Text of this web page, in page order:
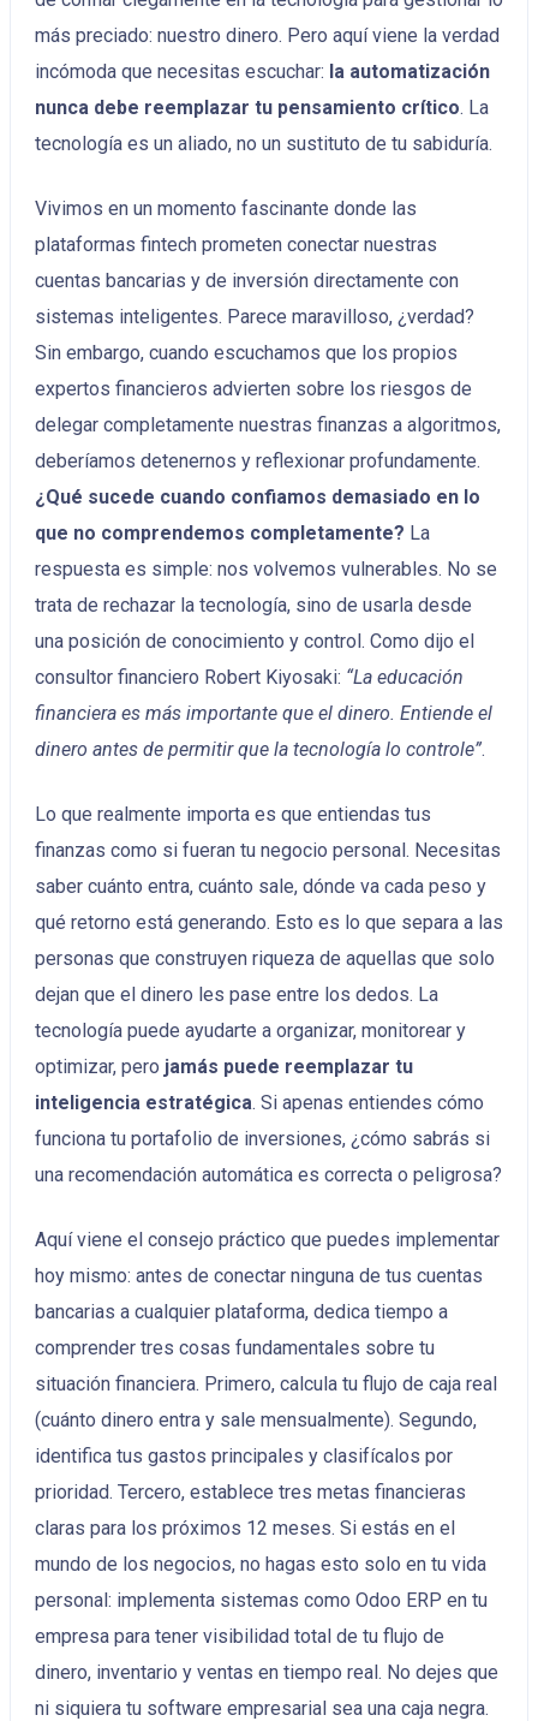
más preciado: nuestro dinero. Pero aquí viene la verdad
incómoda que necesitas escuchar: la automatización
nunca debe reemplazar tu pensamiento crítico. La
tecnología es un aliado, no un sustituto de tu sabiduría.
Vivimos en un momento fascinante donde las
plataformas fintech prometen conectar nuestras
cuentas bancarias y de inversión directamente con
sistemas inteligentes. Parece maravilloso, ¿verdad?
Sin embargo, cuando escuchamos que los propios
expertos financieros advierten sobre los riesgos de
delegar completamente nuestras finanzas a algoritmos,
deberíamos detenernos y reflexionar profundamente.
¿Qué sucede cuando confiamos demasiado en lo
que no comprendemos completamente? La
respuesta es simple: nos volvemos vulnerables. No se
trata de rechazar la tecnología, sino de usarla desde
una posición de conocimiento y control. Como dijo el
consultor financiero Robert Kiyosaki: “La educación
financiera es más importante que el dinero. Entiende el
dinero antes de permitir que la tecnología lo controle”.
Lo que realmente importa es que entiendas tus
finanzas como si fueran tu negocio personal. Necesitas
saber cuánto entra, cuánto sale, dónde va cada peso y
qué retorno está generando. Esto es lo que separa a las
personas que construyen riqueza de aquellas que solo
dejan que el dinero les pase entre los dedos. La
tecnología puede ayudarte a organizar, monitorear y
optimizar, pero jamás puede reemplazar tu
inteligencia estratégica. Si apenas entiendes cómo
funciona tu portafolio de inversiones, ¿cómo sabrás si
una recomendación automática es correcta o peligrosa?
Aquí viene el consejo práctico que puedes implementar
hoy mismo: antes de conectar ninguna de tus cuentas
bancarias a cualquier plataforma, dedica tiempo a
comprender tres cosas fundamentales sobre tu
situación financiera. Primero, calcula tu flujo de caja real
(cuánto dinero entra y sale mensualmente). Segundo,
identifica tus gastos principales y clasifícalos por
prioridad. Tercero, establece tres metas financieras
claras para los próximos 12 meses. Si estás en el
mundo de los negocios, no hagas esto solo en tu vida
personal: implementa sistemas como Odoo ERP en tu
empresa para tener visibilidad total de tu flujo de
dinero, inventario y ventas en tiempo real. No dejes que
ni siquiera tu software empresarial sea una caja negra.